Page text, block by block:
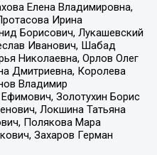
Елена Владимировна,
Ирина
Борисович, Лукашевский
Иванович, Шабад
Николаевна, Орлов Олег
Дмитриевна, Королева
Владимир
Золотухин Борис
Локшина Татьяна
Полякова Мара
Захаров Герман